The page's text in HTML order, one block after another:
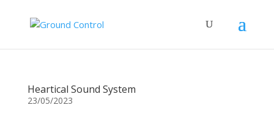
Heartical Sound System
23/05/2023